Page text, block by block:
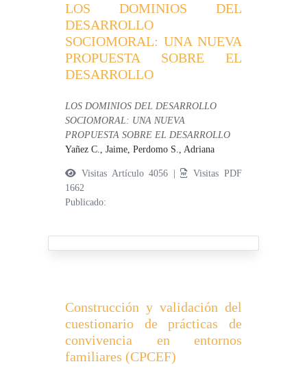
LOS DOMINIOS DEL
DESARROLLO
SOCIOMORAL: UNA NUEVA
PROPUESTA SOBRE EL
DESARROLLO
LOS DOMINIOS DEL DESARROLLO
SOCIOMORAL: UNA NUEVA
PROPUESTA SOBRE EL DESARROLLO
Yañez C., Jaime,Perdomo S., Adriana
Visitas Artículo 4056 |
Visitas PDF
1662
Publicado:
Construcción y validación del
cuestionario de prácticas de
convivencia en entornos
familiares (CPCEF)